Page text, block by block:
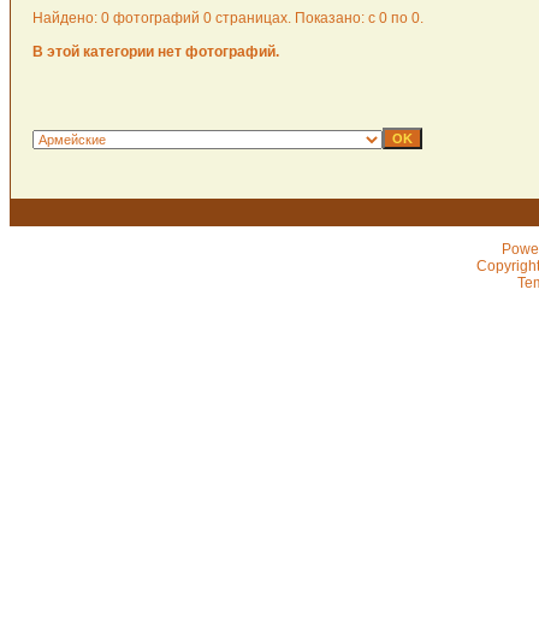
Найдено: 0 фотографий 0 страницах. Показано: с 0 по 0.
В этой категории нет фотографий.